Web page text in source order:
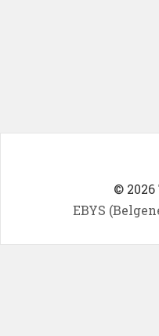
© 2026
EBYS